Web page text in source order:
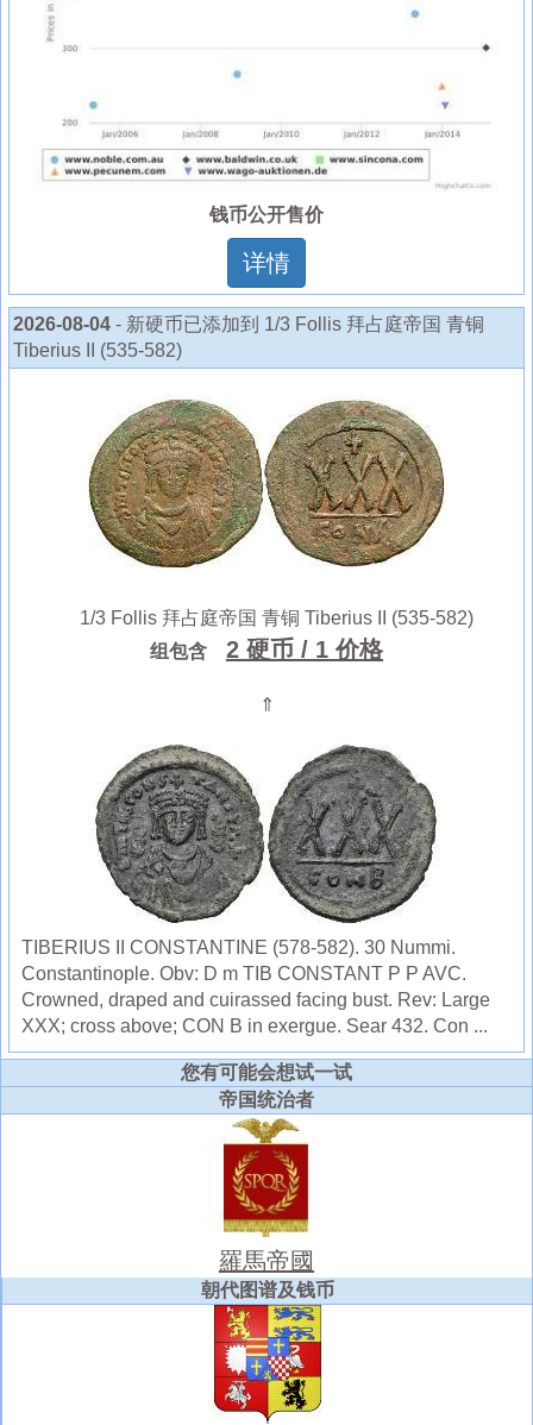
钱币公开售价
详情
2026-08-04 - 新硬币已添加到 1/3 Follis 拜占庭帝国 青铜
Tiberius II (535-582)
1/3 Follis 拜占庭帝国 青铜 Tiberius II (535-582)
组包含
2 硬币 / 1 价格
⇑
TIBERIUS II CONSTANTINE (578-582). 30 Nummi.
Constantinople. Obv: D m TIB CONSTANT P P AVC.
Crowned, draped and cuirassed facing bust. Rev: Large
XXX; cross above; CON B in exergue. Sear 432. Con ...
您有可能会想试一试
帝国统治者
羅馬帝國
朝代图谱及钱币